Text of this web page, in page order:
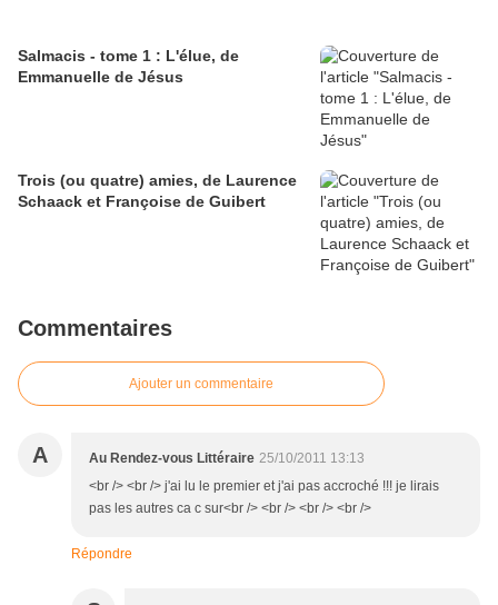
Salmacis - tome 1 : L'élue, de
Emmanuelle de Jésus
Trois (ou quatre) amies, de Laurence
Schaack et Françoise de Guibert
Commentaires
Ajouter un commentaire
A Au Rendez-vous Littéraire 25/10/2011 13:13
<br /> <br /> j'ai lu le premier et j'ai pas accroché !!! je lirais
pas les autres ca c sur<br /> <br /> <br /> <br />
Répondre